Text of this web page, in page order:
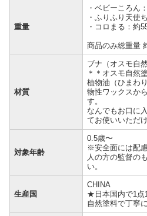
重量
・ベビーころん
・ふりふり天使
・コロまる：約
商品のみ総重量
材質
ブナ（オスモ自
＊＊オスモ自然
植物油（ひまわ
物性ワックスか
す。
なんでもお口に
てお使いいただけ
対象年齢
0.5歳〜
※安全面には配
人の方の監督の
い。
生産国
CHINA
★日本国内で1点
自然塗料で丁寧